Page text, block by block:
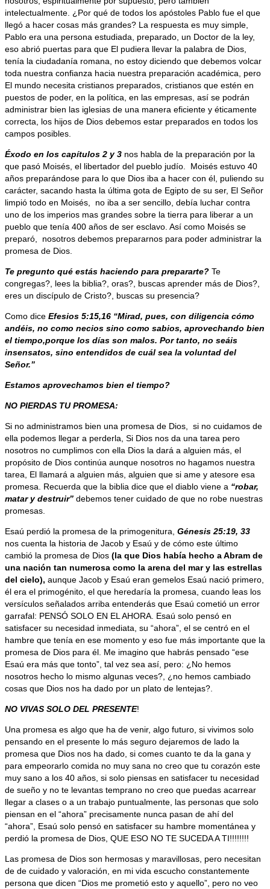
intelectualmente. ¿Por qué de todos los apóstoles Pablo fue el que
llegó a hacer cosas más grandes? La respuesta es muy simple,
Pablo era una persona estudiada, preparado, un Doctor de la ley,
eso abrió puertas para que El pudiera llevar la palabra de Dios,
tenía la ciudadanía romana, no estoy diciendo que debemos volcar
toda nuestra confianza hacia nuestra preparación académica, pero
El mundo necesita cristianos preparados, cristianos que estén en
puestos de poder, en la política, en las empresas, así se podrán
administrar bien las iglesias de una manera eficiente y éticamente
correcta, los hijos de Dios debemos estar preparados en todos los
campos posibles.
Éxodo en los capítulos 2 y 3 nos habla de la preparación por la
que pasó Moisés, el libertador del pueblo judío. Moisés estuvo 40
años preparándose para lo que Dios iba a hacer con él, puliendo su
carácter, sacando hasta la última gota de Egipto de su ser, El Señor
limpió todo en Moisés, no iba a ser sencillo, debía luchar contra
uno de los imperios mas grandes sobre la tierra para liberar a un
pueblo que tenía 400 años de ser esclavo. Así como Moisés se
preparó, nosotros debemos prepararnos para poder administrar la
promesa de Dios.
Te pregunto qué estás haciendo para prepararte? Te
congregas?, lees la biblia?, oras?, buscas aprender más de Dios?,
eres un discípulo de Cristo?, buscas su presencia?
Como dice Efesios 5:15,16 “Mirad, pues, con diligencia cómo
andéis, no como necios sino como sabios, aprovechando bien
el tiempo,porque los días son malos. Por tanto, no seáis
insensatos, sino entendidos de cuál sea la voluntad del
Señor.”
Estamos aprovechamos bien el tiempo?
NO PIERDAS TU PROMESA:
Si no administramos bien una promesa de Dios, si no cuidamos de
ella podemos llegar a perderla, Si Dios nos da una tarea pero
nosotros no cumplimos con ella Dios la dará a alguien más, el
propósito de Dios continúa aunque nosotros no hagamos nuestra
tarea, El llamará a alguien más, alguien que si ame y atesore esa
promesa. Recuerda que la biblia dice que el diablo viene a “robar,
matar y destruir” debemos tener cuidado de que no robe nuestras
promesas.
Esaú perdió la promesa de la primogenitura, Génesis 25:19, 33
nos cuenta la historia de Jacob y Esaú y de cómo este último
cambió la promesa de Dios (la que Dios había hecho a Abram de
una nación tan numerosa como la arena del mar y las estrellas
del cielo), aunque Jacob y Esaú eran gemelos Esaú nació primero,
él era el primogénito, el que heredaría la promesa, cuando leas los
versículos señalados arriba entenderás que Esaú cometió un error
garrafal: PENSÓ SOLO EN EL AHORA. Esaú solo pensó en
satisfacer su necesidad inmediata, su “ahora”, el se centró en el
hambre que tenía en ese momento y eso fue más importante que la
promesa de Dios para él. Me imagino que habrás pensado “ese
Esaú era más que tonto”, tal vez sea así, pero: ¿No hemos
nosotros hecho lo mismo algunas veces?, ¿no hemos cambiado
cosas que Dios nos ha dado por un plato de lentejas?.
NO VIVAS SOLO DEL PRESENTE!
Una promesa es algo que ha de venir, algo futuro, si vivimos solo
pensando en el presente lo más seguro dejaremos de lado la
promesa que Dios nos ha dado, si comes cuanto te da la gana y
para empeorarlo comida no muy sana no creo que tu corazón este
muy sano a los 40 años, si solo piensas en satisfacer tu necesidad
de sueño y no te levantas temprano no creo que puedas acarrear
llegar a clases o a un trabajo puntualmente, las personas que solo
piensan en el “ahora” precisamente nunca pasan de ahí del
“ahora”, Esaú solo pensó en satisfacer su hambre momentánea y
perdió la promesa de Dios, QUE ESO NO TE SUCEDA A TI!!!!!!!!
Las promesa de Dios son hermosas y maravillosas, pero necesitan
de de cuidado y valoración, en mi vida escucho constantemente
persona que dicen “Dios me prometió esto y aquello”, pero no veo